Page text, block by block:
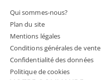
Qui sommes-nous?
Plan du site
Mentions légales
Conditions générales de vente
Confidentialité des données
Politique de cookies